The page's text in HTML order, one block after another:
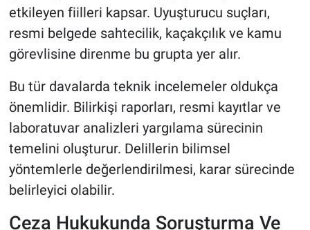
etkileyen fiilleri kapsar. Uyuşturucu suçları,
resmi belgede sahtecilik, kaçakçılık ve kamu
görevlisine direnme bu grupta yer alır.
Bu tür davalarda teknik incelemeler oldukça
önemlidir. Bilirkişi raporları, resmi kayıtlar ve
laboratuvar analizleri yargılama sürecinin
temelini oluşturur. Delillerin bilimsel
yöntemlerle değerlendirilmesi, karar sürecinde
belirleyici olabilir.
Ceza Hukukunda Soruşturma Ve